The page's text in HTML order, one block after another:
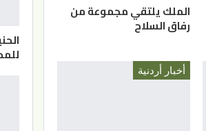
الملك يلتقي مجموعة من
رفاق السلاح
أخبار أردنية